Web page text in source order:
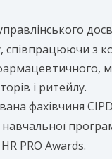
співпрацюючи з
і ритейлу.
фахівчиня
PRO Awards.